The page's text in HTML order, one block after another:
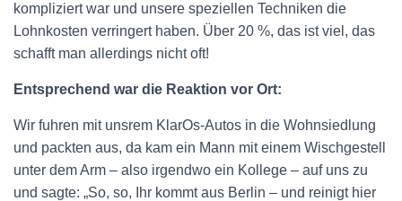
kompliziert war und unsere speziellen Techniken die
Lohnkosten verringert haben. Über 20 %, das ist viel, das
schafft man allerdings nicht oft!
Entsprechend war die Reaktion vor Ort:
Wir fuhren mit unsrem KlarOs-Autos in die Wohnsiedlung
und packten aus, da kam ein Mann mit einem Wischgestell
unter dem Arm – also irgendwo ein Kollege – auf uns zu
und sagte: „So, so, Ihr kommt aus Berlin – und reinigt hier